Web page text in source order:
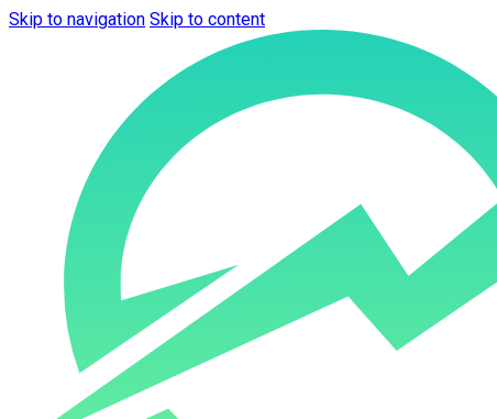
Skip to navigation Skip to content